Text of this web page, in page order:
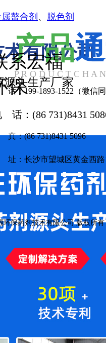
有限公司
源头生产厂家
螯合剂 、 脱色剂
产品
P R O D U C T C H A
环保药剂技术有限公司 版权
系宏福
保
话：199-1893-1522（微信同
话：(86 731)8431
真：(86 731)8431 5096
址：长沙市望城区黄金西路